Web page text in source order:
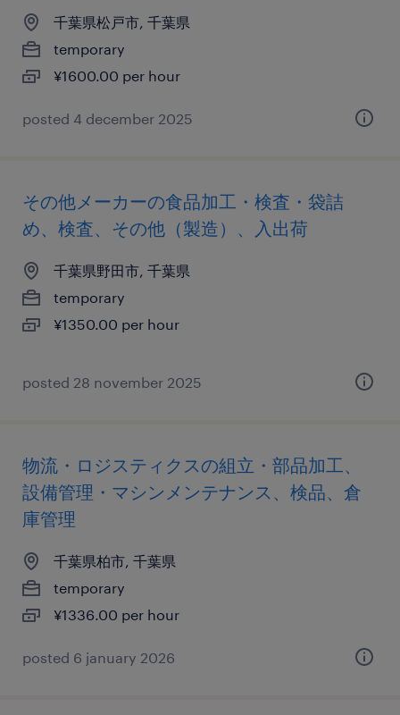
千葉県松戸市, 千葉県
temporary
¥1600.00 per hour
posted 4 december 2025
その他メーカーの食品加工・検査・袋詰
め、検査、その他（製造）、入出荷
千葉県野田市, 千葉県
temporary
¥1350.00 per hour
posted 28 november 2025
物流・ロジスティクスの組立・部品加工、
設備管理・マシンメンテナンス、検品、倉
庫管理
千葉県柏市, 千葉県
temporary
¥1336.00 per hour
posted 6 january 2026